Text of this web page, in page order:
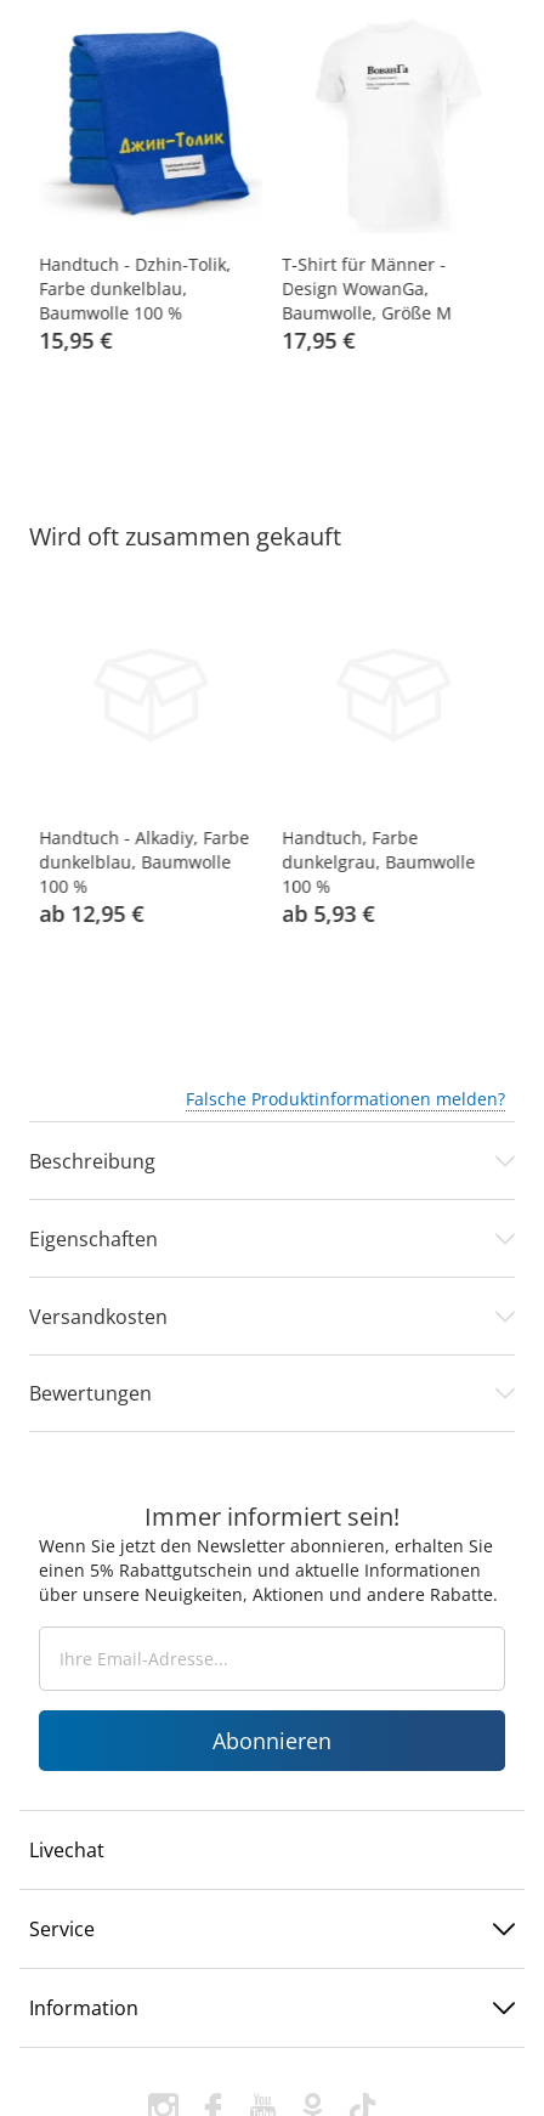
Handtuch - Dzhin-Tolik,
Farbe dunkelblau,
Baumwolle 100 %
15,95 €
T-Shirt für Männer -
Design WowanGa,
Baumwolle, Größe M
17,95 €
Wird oft zusammen gekauft
Handtuch - Alkadiy, Farbe
dunkelblau, Baumwolle
100 %
ab 12,95 €
Handtuch, Farbe
dunkelgrau, Baumwolle
100 %
ab 5,93 €
Falsche Produktinformationen melden?
Beschreibung
Eigenschaften
Versandkosten
Bewertungen
Immer informiert sein!
Wenn Sie jetzt den Newsletter abonnieren, erhalten Sie
einen 5% Rabattgutschein und aktuelle Informationen
über unsere Neuigkeiten, Aktionen und andere Rabatte.
Abonnieren
Livechat
Service
Information